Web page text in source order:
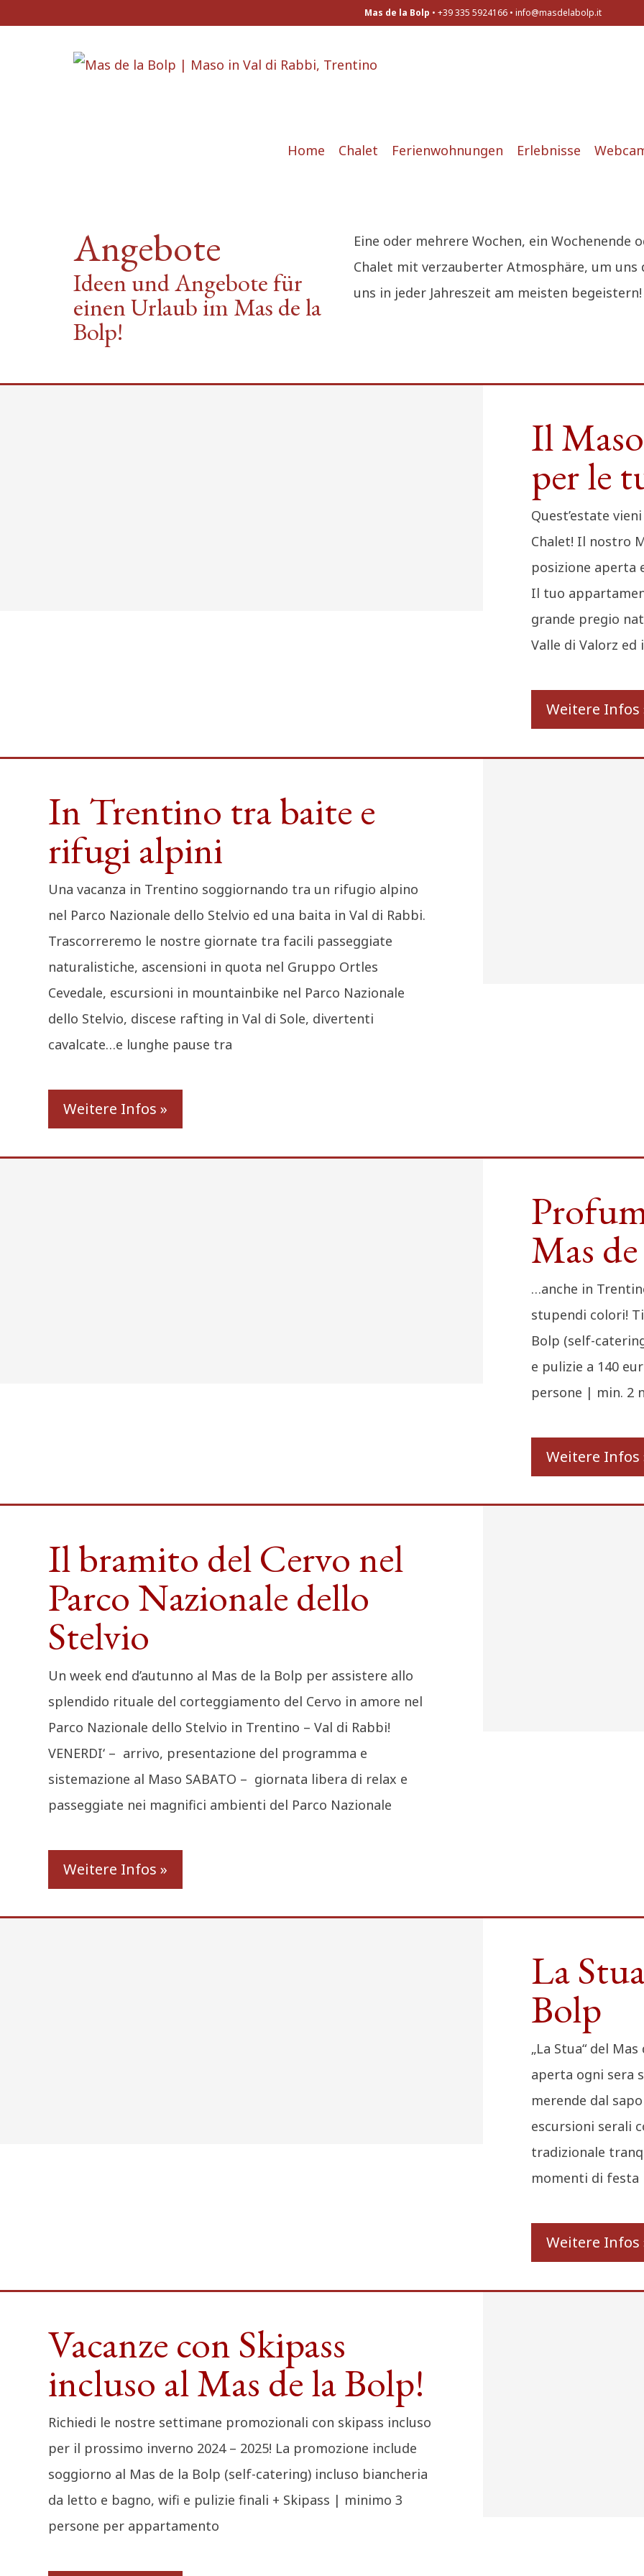
Mas de la Bolp • +39 335 5924166 • info@masdelabolp.it
Home Chalet Ferienwohnungen Erlebnisse
Angebote
Ideen und Angebote für
einen Urlaub im Mas de la
Bolp!
Eine oder mehrere Wochen, ein
Chalet mit verzauberter Atmosphäre, um
uns in jeder Jahreszeit am meisten begeistern!
Il
per le
Quest’estate
Chalet! Il nostro
posizione aperta
Il tuo
grande pregio
Valle di Valorz ed
Weitere Infos
In Trentino tra baite e
rifugi alpini
Una vacanza in Trentino soggiornando tra un rifugio alpino
nel Parco Nazionale dello Stelvio ed una baita in Val di Rabbi.
Trascorreremo le nostre giornate tra facili passeggiate
naturalistiche, ascensioni in quota nel Gruppo Ortles
Cevedale, escursioni in mountainbike nel Parco Nazionale
dello Stelvio, discese rafting in Val di Sole, divertenti
cavalcate…e lunghe pause tra
Weitere Infos »
Mas
…anche in
stupendi colori!
Bolp (self-
e pulizie a 140
persone | min. 2
Weitere Infos
Il bramito del Cervo nel
Parco Nazionale dello
Stelvio
Un week end d’autunno al Mas de la Bolp per assistere allo
splendido rituale del corteggiamento del Cervo in amore nel
Parco Nazionale dello Stelvio in Trentino – Val di Rabbi!
VENERDI‘ – arrivo, presentazione del programma e
sistemazione al Maso SABATO – giornata libera di relax e
passeggiate nei magnifici ambienti del Parco Nazionale
Weitere Infos »
La
Bolp
„La Stua“ del
aperta ogni sera
merende dal
escursioni serali
tradizionale
momenti di festa
Weitere Infos
Vacanze con Skipass
incluso al Mas de la Bolp!
Richiedi le nostre settimane promozionali con skipass incluso
per il prossimo inverno 2024 – 2025! La promozione include
soggiorno al Mas de la Bolp (self-catering) incluso biancheria
da letto e bagno, wifi e pulizie finali + Skipass | minimo 3
persone per appartamento